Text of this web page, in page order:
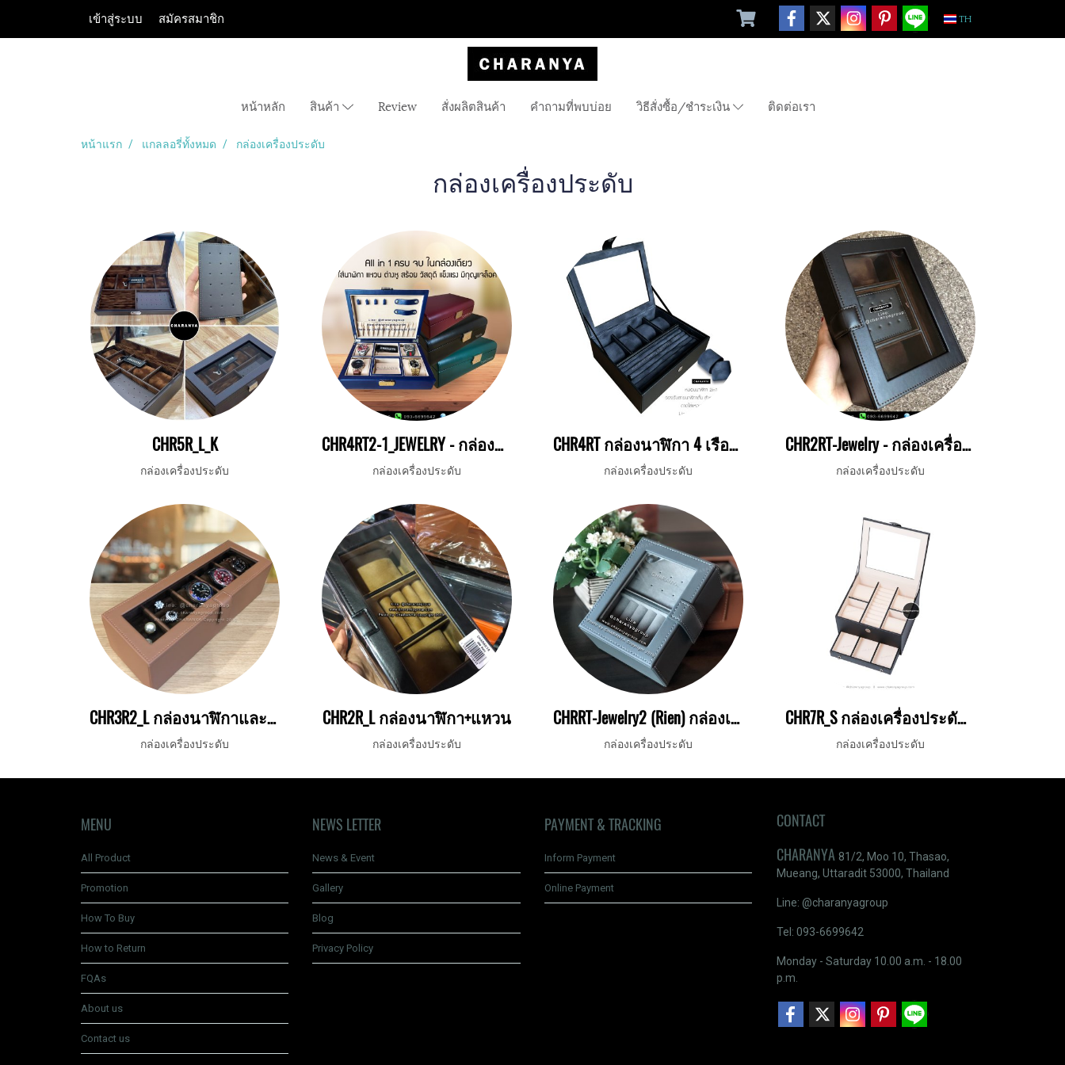
เข้าสู่ระบบ สมัครสมาชิก TH
หน้าหลัก สินค้า Review สั่งผลิตสินค้า คำถามที่พบบ่อย วิธีสั่งซื้อ/ชำระเงิน ติดต่อเรา
หน้าแรก แกลลอรี่ทั้งหมด กล่องเครื่องประดับ
กล่องเครื่องประดับ
CHR5R_L_K
กล่องเครื่องประดับ
CHR4RT2-1_JEWELRY - กล่องจิวโค้ง
กล่องเครื่องประดับ
CHR4RT กล่องนาฬิกา 4 เรือน + ถาดใส่แหวน
กล่องเครื่องประดับ
CHR2RT-Jewelry - กล่องเครื่องประดับ
กล่องเครื่องประดับ
CHR3R2_L กล่องนาฬิกาและแหวน
กล่องเครื่องประดับ
CHR2R_L กล่องนาฬิกา+แหวน
กล่องเครื่องประดับ
CHRRT-Jewelry2 (Rien) กล่องเครื่องประดับ
กล่องเครื่องประดับ
CHR7R_S กล่องเครื่องประดับ 2 ชั้น ลิ้นชัก
กล่องเครื่องประดับ
MENU
All Product
Promotion
How To Buy
How to Return
FQAs
About us
Contact us
NEWS LETTER
News & Event
Gallery
Blog
Privacy Policy
PAYMENT & TRACKING
Inform Payment
Online Payment
CONTACT
CHARANYA 81/2, Moo 10, Thasao,
Mueang, Uttaradit 53000, Thailand
Line: @charanyagroup
Tel: 093-6699642
Monday - Saturday 10.00 a.m. - 18.00
p.m.